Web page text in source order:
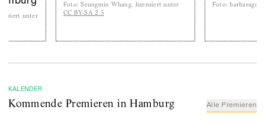
Foto:
Seungmin Whang, lizensiert unter
CC BY-SA 2.5
Foto barbaragold
KALENDER
Kommende Premieren in Hamburg Alle Premieren